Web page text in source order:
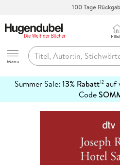
Hugendubel
Menu
Summer Sale: 13% Rabatt12auf
Code
erfahren